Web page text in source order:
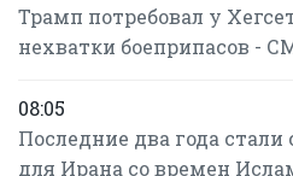
Трамп потребовал у
нехватки боеприпасов -
08:05
Последние два года
для Ирана со времен